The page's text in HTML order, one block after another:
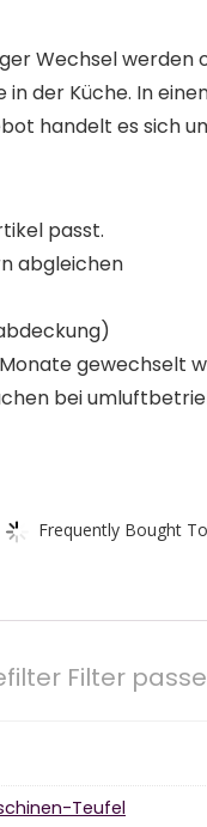
Wechsel
der Küche. In
handelt es sich
passt.
abgleichen
gewechselt
bei
Frequently Bought
Filter
Teufel